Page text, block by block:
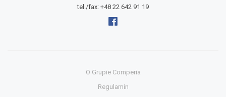
tel./fax: +48 22 642 91 19
O Grupie Comperia
Regulamin